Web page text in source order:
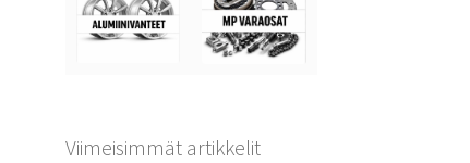
Viimeisimmät artikkelit